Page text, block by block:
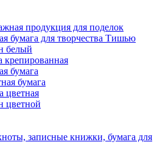
продукция для поделок
бумага для творчества Тишью
белый
крепированная
бумага
бумага
цветная
цветной
записные книжки, бумага для